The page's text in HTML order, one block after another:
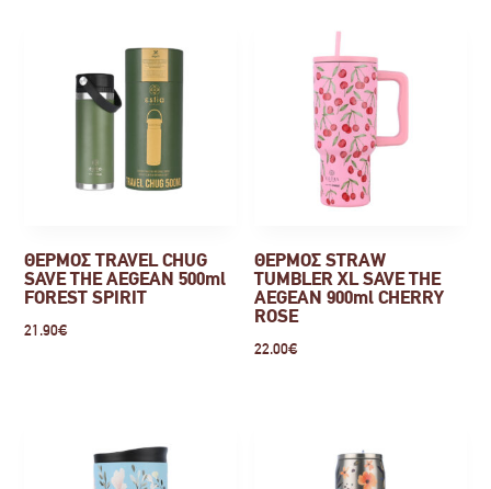
ΘΕΡΜΟΣ TRAVEL CHUG
SAVE THE AEGEAN 500ml
FOREST SPIRIT
21.90€
ΘΕΡΜΟΣ STRAW
TUMBLER XL SAVE THE
AEGEAN 900ml CHERRY
ROSE
22.00€